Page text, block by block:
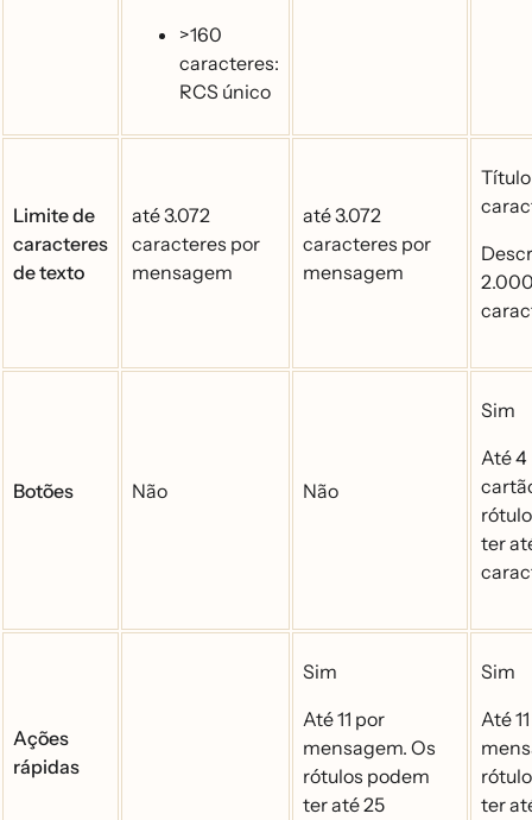
>160
caracteres:
RCS único
Limite de
caracteres
de texto
até 3.072
caracteres por
mensagem
até 3.072
caracteres por
mensagem
Botões Não Não
Sim
Até 4
ter
Ações
rápidas
Sim
Até 11 por
mensagem. Os
rótulos podem
ter até 25
Sim
Até
ter